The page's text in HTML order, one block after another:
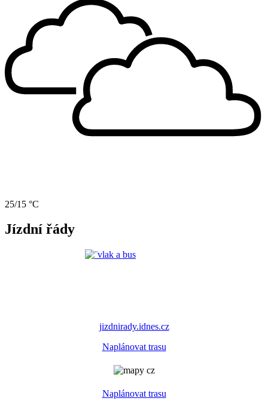
25/15 °C
Jízdní řády
jizdnirady.idnes.cz
Naplánovat trasu
Naplánovat trasu